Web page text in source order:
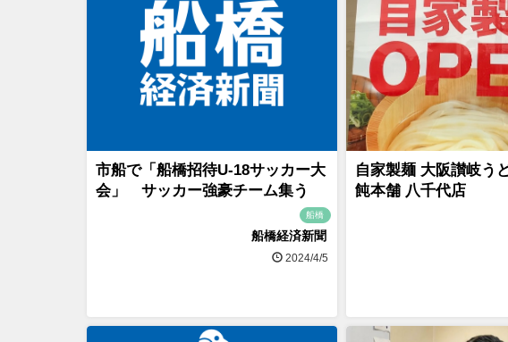
市船で「船橋招待U-18サッカー大
会」 サッカー強豪チーム集う
船橋
船橋経済新聞
2024/4/5
自家製麺 大阪讃岐う
飩本舗 八千代店